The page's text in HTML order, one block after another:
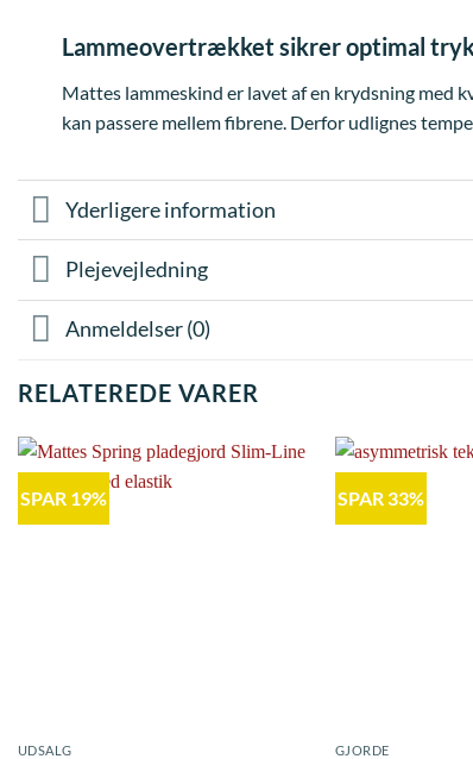
Lammeovertrækket sikrer optimal
Mattes lammeskind er lavet af en krydsning
kan passere mellem fibrene. Derfor udlignes
Yderligere information
Plejevejledning
Anmeldelser (0)
RELATEREDE VARER
SPAR 19%
UDSALG
SPAR 33%
GJORDE